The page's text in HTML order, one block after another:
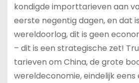
kondigde importtarieven aan
eerste negentig dagen, en dat
wereldoorlog, dit is geen
– dit is een strategische zet!
tarieven om China, de grote
wereldeconomie, eindelijk